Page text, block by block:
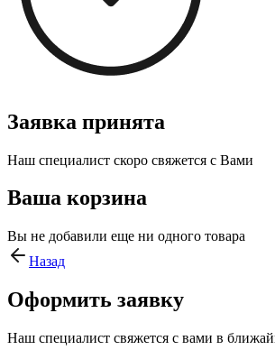
Заявка принята
Наш специалист скоро свяжется с Вами
Ваша корзина
Вы не добавили еще ни одного товара
Назад
Оформить заявку
Наш специалист свяжется с вами в